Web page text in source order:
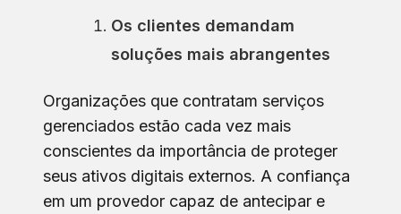
Os clientes demandam
soluções mais abrangentes
Organizações que contratam serviços
gerenciados estão cada vez mais
conscientes da importância de proteger
seus ativos digitais externos. A confiança
em um provedor capaz de antecipar e